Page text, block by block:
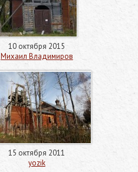
10 октября 2015
Михаил Владимиров
15 октября 2011
yozik